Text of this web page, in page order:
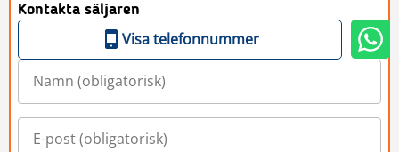
Kontakta säljaren
Visa telefonnummer